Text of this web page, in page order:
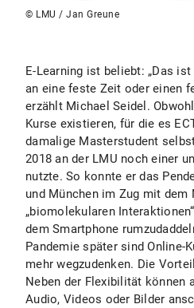
© LMU / Jan Greune
E-Learning ist beliebt: „Das
an eine feste Zeit oder einen
erzählt Michael Seidel.
Kurse existieren, für die es
damalige Masterstudent
2018 an der LMU noch einer
nutzte. So konnte er das
und München im Zug mit dem
„biomolekularen
dem Smartphone
Pandemie später sind Online-
mehr wegzudenken. Die
Neben der Flexibilität können
Audio, Videos oder Bilder